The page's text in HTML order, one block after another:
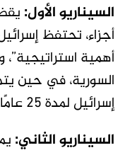
السيناريو الأول:
أجزاء، تحتفظ
أهمية
السورية، في حين
إسرائيل لمدة 25 عامًا بموجب تفاهمات محددة.
السيناريو الثاني: